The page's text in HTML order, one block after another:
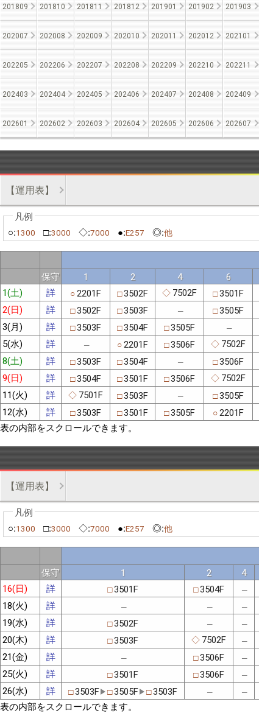
201809 201810 201811 201812 201901 201902 201903
202007 202008 202009 202010 202011 202012 202101
202205 202206 202207 202208 202209 202210 202211
202403 202404 202405 202406 202407 202408 202409
202601 202602 202603 202604 202605 202606 202607
【運用表】
○:1300 □:3000 ◇:7000 ●:E257 ◎:他
保守
1 2 4 6
1(土)
詳 ○2201F □3502F ◇ 7502F □3501F
2(日)
詳 □3502F □3503F ─ □3505F
3(月)
詳 □3503F □3504F □3505F ─
5(水)
詳 ─ ○2201F □3506F ◇ 7502F
8(土)
詳 □3503F □3504F ─ □3506F
9(日)
詳 □3504F □3501F □3506F ◇ 7502F
11(火)
詳 ◇ 7501F □3503F ─ □3505F
12(水)
詳 □3503F □3501F □3505F ○2201F
表の内部をスクロールできます。
【運用表】
○:1300 □:3000 ◇:7000 ●:E257 ◎:他
保守
1 2 4
16(日)
詳 □3501F □3504F ─
18(火)
詳 ─ ─ ─
19(水)
詳 □3502F ─ ─
20(木)
詳 □3503F ◇ 7502F ─
21(金)
詳 ─ □3506F ─
25(火)
詳 □3501F □3506F ─
26(水)
詳 □3503F □3505F □3503F ─ ─
表の内部をスクロールできます。